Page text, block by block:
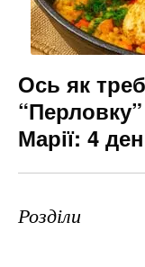
Ось як
Марії: 4
Розділи